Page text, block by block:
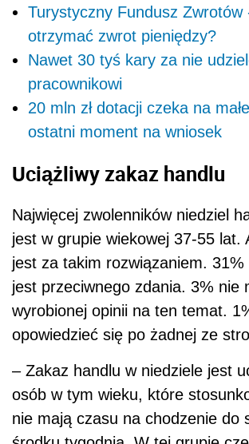
Turystyczny Fundusz Zwrotów
otrzymać zwrot pieniędzy?
Nawet 30 tyś kary za nie
pracownikowi
20 mln zł dotacji czeka na
ostatni moment na wniosek
Uciążliwy zakaz handlu
Najwięcej zwolenników niedziel
jest w grupie wiekowej 37-55 lat.
jest za takim rozwiązaniem. 31%
jest przeciwnego zdania. 3% nie
wyrobionej opinii na ten temat.
opowiedzieć się po żadnej ze
– Zakaz handlu w niedziele jest
osób w tym wieku, które
nie mają czasu na chodzenie do